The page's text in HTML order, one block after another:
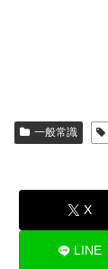
一般常識
X
LINE